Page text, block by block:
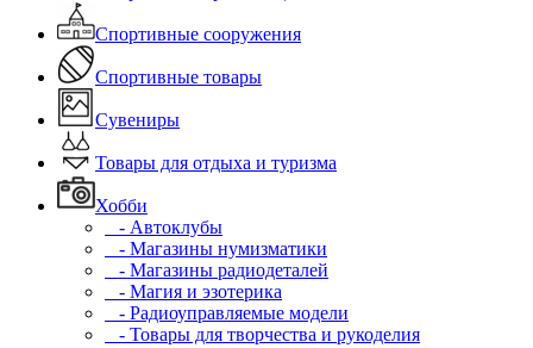
Спортивные сооружения
Спортивные товары
Сувениры
Товары для отдыха и туризма
Хобби
- Автоклубы
- Магазины нумизматики
- Магазины радиодеталей
- Магия и эзотерика
- Радиоуправляемые модели
- Товары для творчества и рукоделия